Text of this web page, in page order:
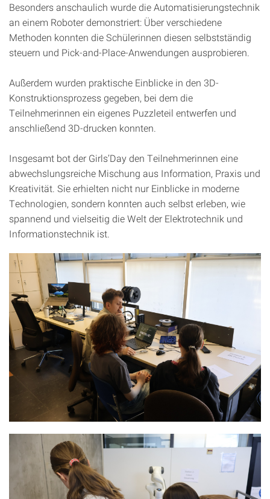
Besonders anschaulich wurde die Automatisierungstechnik
an einem Roboter demonstriert: Über verschiedene
Methoden konnten die Schülerinnen diesen selbstständig
steuern und Pick-and-Place-Anwendungen ausprobieren.
Außerdem wurden praktische Einblicke in den 3D-
Konstruktionsprozess gegeben, bei dem die
Teilnehmerinnen ein eigenes Puzzleteil entwerfen und
anschließend 3D-drucken konnten.
Insgesamt bot der Girls’Day den Teilnehmerinnen eine
abwechslungsreiche Mischung aus Information, Praxis und
Kreativität. Sie erhielten nicht nur Einblicke in moderne
Technologien, sondern konnten auch selbst erleben, wie
spannend und vielseitig die Welt der Elektrotechnik und
Informationstechnik ist.